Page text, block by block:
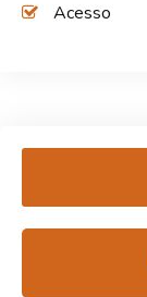
Acesso